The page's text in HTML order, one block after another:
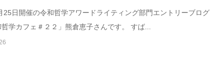
25日開催の令和哲学アワードライティング部門エントリーブログ
学カフェ＃２２」熊倉恵子さんです。 すば...